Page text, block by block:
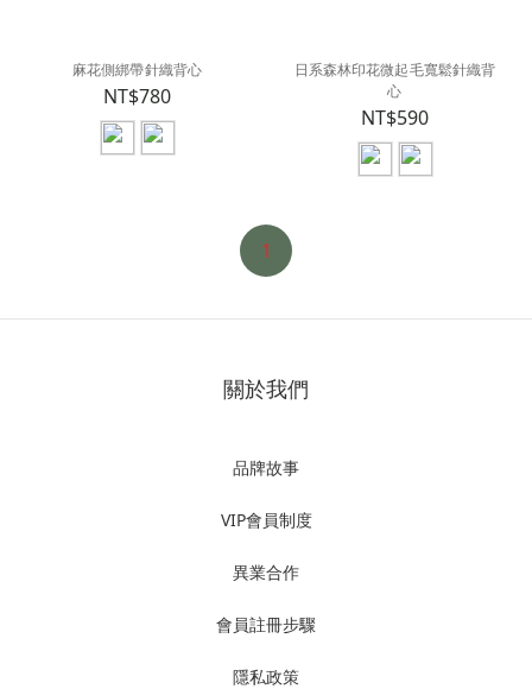
麻花側綁帶針織背心
NT$780
日系森林印花微起毛寬鬆針織背
心
NT$590
1
關於我們
品牌故事
VIP會員制度
異業合作
會員註冊步驟
隱私政策